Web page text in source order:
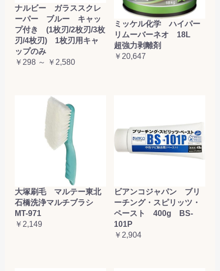
ナルビー ガラススクレ
ーパー ブルー キャッ
プ付き (1枚刃/2枚刃/3枚
刃/4枚刃) 1枚刃用キャ
ップのみ
￥298 ～ ￥2,580
ミッケル化学 ハイパー
リムーバーネオ 18L
超強力剥離剤
￥20,647
大塚刷毛 マルテー東北
石橋洗浄マルチブラシ
MT-971
￥2,149
ビアンコジャパン ブリ
ーチング・スピリッツ・
ペースト 400g BS-
101P
￥2,904